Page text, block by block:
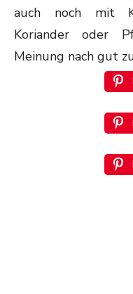
auch noch mit
Koriander oder
Meinung nach gut